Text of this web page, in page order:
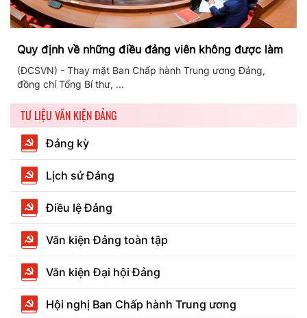
Quy định về những điều đảng viên không được làm
(ĐCSVN) - Thay mặt Ban Chấp hành Trung ương Đảng,
đồng chí Tổng Bí thư, ...
TƯ LIỆU VĂN KIỆN ĐẢNG
Đảng kỳ
Lịch sử Đảng
Điều lệ Đảng
Văn kiện Đảng toàn tập
Văn kiện Đại hội Đảng
Hội nghị Ban Chấp hành Trung ương